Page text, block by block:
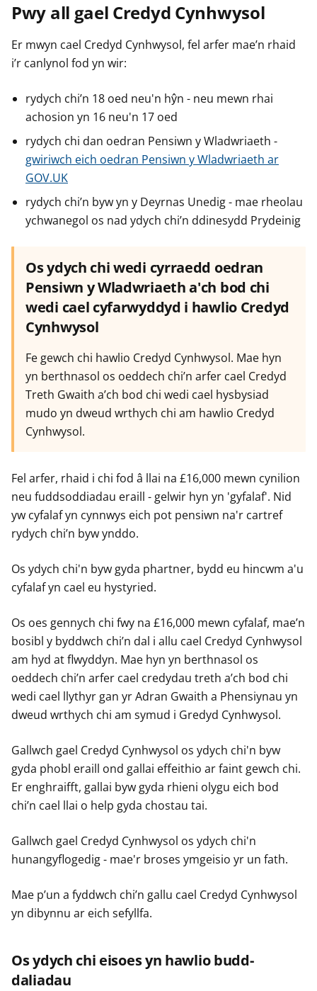
Pwy all gael Credyd Cynhwysol
Er mwyn cael Credyd Cynhwysol, fel arfer mae’n rhaid
i’r canlynol fod yn wir:
rydych chi’n 18 oed neu'n hŷn - neu mewn rhai
achosion yn 16 neu'n 17 oed
rydych chi dan oedran Pensiwn y Wladwriaeth -
gwiriwch eich oedran Pensiwn y Wladwriaeth ar
GOV.UK
rydych chi’n byw yn y Deyrnas Unedig - mae rheolau
ychwanegol os nad ydych chi’n ddinesydd Prydeinig
Os ydych chi wedi cyrraedd oedran
Pensiwn y Wladwriaeth a'ch bod chi
wedi cael cyfarwyddyd i hawlio Credyd
Cynhwysol
Fe gewch chi hawlio Credyd Cynhwysol. Mae hyn
yn berthnasol os oeddech chi’n arfer cael Credyd
Treth Gwaith a’ch bod chi wedi cael hysbysiad
mudo yn dweud wrthych chi am hawlio Credyd
Cynhwysol.
Fel arfer, rhaid i chi fod â llai na £16,000 mewn cynilion
neu fuddsoddiadau eraill - gelwir hyn yn 'gyfalaf'. Nid
yw cyfalaf yn cynnwys eich pot pensiwn na'r cartref
rydych chi’n byw ynddo.
Os ydych chi'n byw gyda phartner, bydd eu hincwm a'u
cyfalaf yn cael eu hystyried.
Os oes gennych chi fwy na £16,000 mewn cyfalaf, mae’n
bosibl y byddwch chi’n dal i allu cael Credyd Cynhwysol
am hyd at flwyddyn. Mae hyn yn berthnasol os
oeddech chi’n arfer cael credydau treth a’ch bod chi
wedi cael llythyr gan yr Adran Gwaith a Phensiynau yn
dweud wrthych chi am symud i Gredyd Cynhwysol.
Gallwch gael Credyd Cynhwysol os ydych chi'n byw
gyda phobl eraill ond gallai effeithio ar faint gewch chi.
Er enghraifft, gallai byw gyda rhieni olygu eich bod
chi’n cael llai o help gyda chostau tai.
Gallwch gael Credyd Cynhwysol os ydych chi'n
hunangyflogedig - mae'r broses ymgeisio yr un fath.
Mae p’un a fyddwch chi’n gallu cael Credyd Cynhwysol
yn dibynnu ar eich sefyllfa.
Os ydych chi eisoes yn hawlio budd-
daliadau